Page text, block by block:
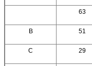
63
B 51
C 29